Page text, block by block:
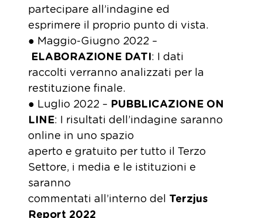
partecipare all’indagine ed
esprimere il proprio punto di vista.
● Maggio-Giugno 2022 –
ELABORAZIONE DATI: I dati
raccolti verranno analizzati per la
restituzione finale.
● Luglio 2022 – PUBBLICAZIONE ON
LINE: I risultati dell’indagine saranno
online in uno spazio
aperto e gratuito per tutto il Terzo
Settore, i media e le istituzioni e
saranno
commentati all’interno del Terzjus
Report 2022